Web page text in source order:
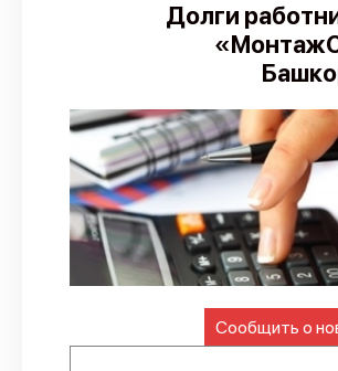
Поиск
Новости
Карта событий
Трудовые конфликты
Отчеты
Предложить
Справочник
API
О проекте
Долги
Сообщить о